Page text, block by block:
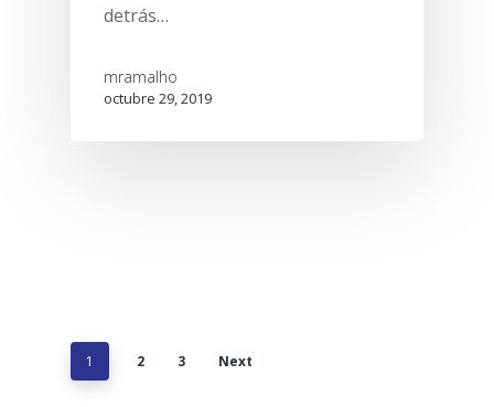
detrás…
mramalho
octubre 29, 2019
1 2 3 Next